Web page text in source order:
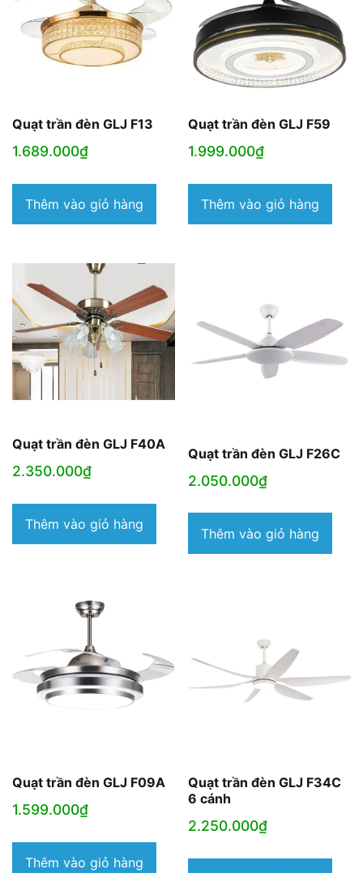
Quạt trần đèn GLJ F13
1.689.000₫
Thêm vào giỏ hàng
Quạt trần đèn GLJ F59
1.999.000₫
Thêm vào giỏ hàng
Quạt trần đèn GLJ F40A
2.350.000₫
Thêm vào giỏ hàng
Quạt trần đèn GLJ F26C
2.050.000₫
Thêm vào giỏ hàng
Quạt trần đèn GLJ F09A
1.599.000₫
Thêm vào giỏ hàng
Quạt trần đèn GLJ F34C
6 cánh
2.250.000₫